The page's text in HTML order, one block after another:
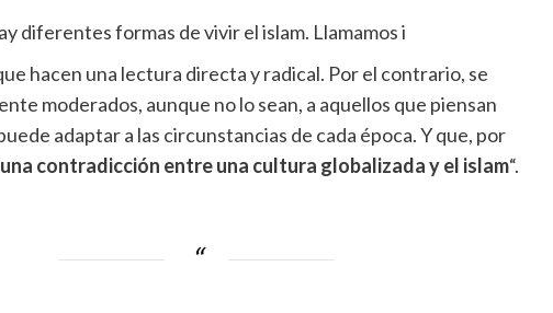
diferentes formas de vivir el islam. Llamamos i
hacen una lectura directa y radical. Por el contrario, se
moderados, aunque no lo sean, a aquellos que piensan
adaptar a las circunstancias de cada época. Y que, por
una contradicción entre una cultura globalizada y el islam“.